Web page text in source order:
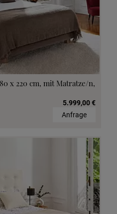
x 220 cm, mit Matratze/n,
5.999,00 €
Anfrage